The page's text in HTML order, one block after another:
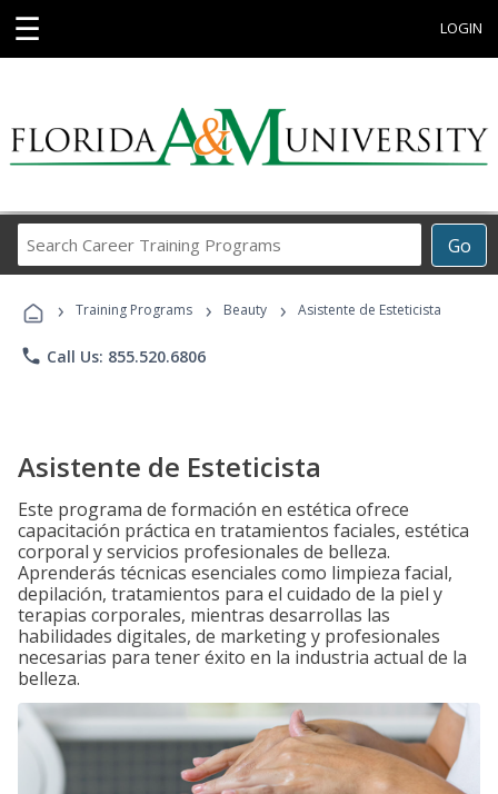
☰ LOGIN
Go
Career
Programs
› Training Programs › Beauty › Asistente de Esteticista
phone Call Us: 855.520.6806
Asistente de Esteticista
Este programa de formación en estética ofrece
capacitación práctica en tratamientos faciales, estética
corporal y servicios profesionales de belleza.
Aprenderás técnicas esenciales como limpieza facial,
depilación, tratamientos para el cuidado de la piel y
terapias corporales, mientras desarrollas las
habilidades digitales, de marketing y profesionales
necesarias para tener éxito en la industria actual de la
belleza.